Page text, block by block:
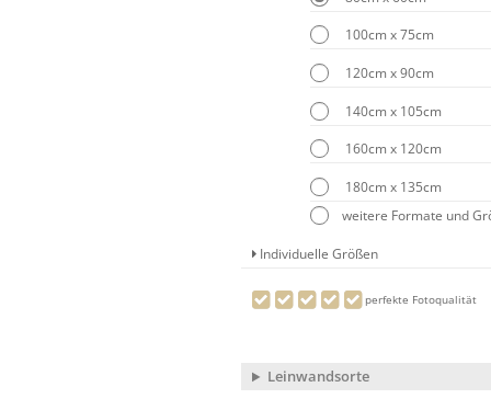
100cm x 75cm
120cm x 90cm
140cm x 105cm
160cm x 120cm
180cm x 135cm
weitere Formate und
Individuelle Größen
perfekte Fotoqualität
Leinwandsorte